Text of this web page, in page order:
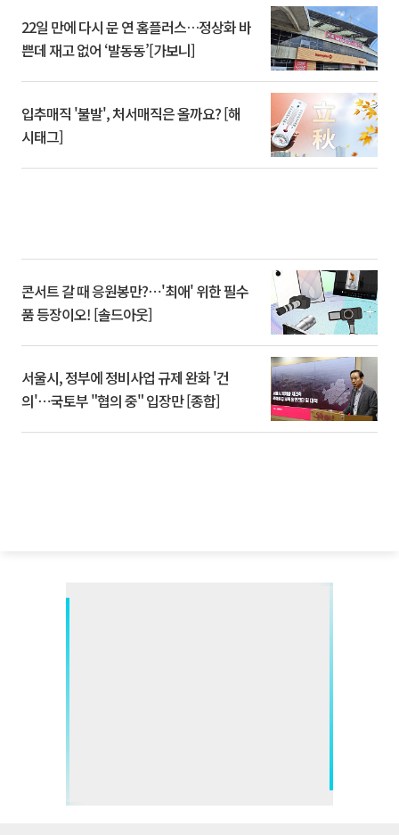
22일 만에 다시 문 연 홈플러스…정상화 바
쁜데 재고 없어 ‘발동동’[가보니]
입추매직 '불발', 처서매직은 올까요? [해
시태그]
콘서트 갈 때 응원봉만?⋯'최애' 위한 필수
품 등장이오! [솔드아웃]
서울시, 정부에 정비사업 규제 완화 '건
의'⋯국토부 "협의 중" 입장만 [종합]